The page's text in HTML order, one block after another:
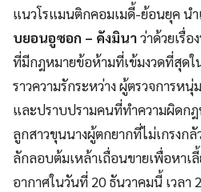
แนวโรแมนติกคอมเมดี้-ย้อนยุค นำ
บยอนอูซอก – คังมินาว่าด้วยเรื่อ
ที่มีกฎหมายข้อห้ามที่เข้มงวดที่สุดใ
ราวความรักระหว่าง ผู้ตรวจการห
และปราบปรามคนที่ทำความผิดก
ลูกสาวขุนนางผู้ตกยากที่ไม่เกรงก
ลักลอบต้มเหล้าเถื่อนขายเพื่อหาเ
อากาศในวันที่ 20 ธันวาคมนี้ เวลา